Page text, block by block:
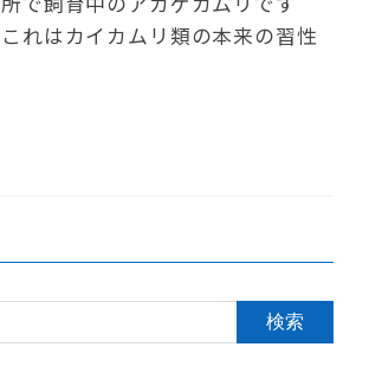
これはカイカムリ類の本来の習性